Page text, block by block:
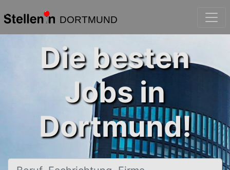
DORTMUND
Die besten
Jobs in
Dortmund!
Beruf, Fachrichtung, Firma